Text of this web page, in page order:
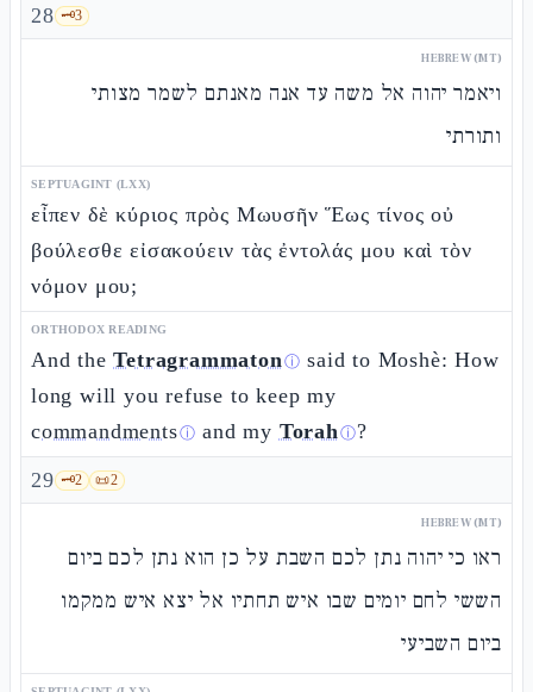
28 🗝️3
HEBREW (MT)
ויאמר יהוה אל משה עד אנה מאנתם לשמר מצותי
ותורתי
SEPTUAGINT (LXX)
εἶπεν δὲ κύριος πρὸς Μωυσῆν Ἕως τίνος οὐ
βούλεσθε εἰσακούειν τὰς ἐντολάς μου καὶ τὸν
νόμον μου;
ORTHODOX READING
And theTetragrammatonⓘ said to Moshè: How
long will you refuse to keep my
commandmentsⓘ and my Torahⓘ?
29 🗝️2 📜2
HEBREW (MT)
ראו כי יהוה נתן לכם השבת על כן הוא נתן לכם ביום
הששי לחם יומים שבו איש תחתיו אל יצא איש ממקמו
ביום השביעי